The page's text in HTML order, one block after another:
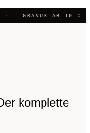
· GRAVUR AB 10 €
komplette